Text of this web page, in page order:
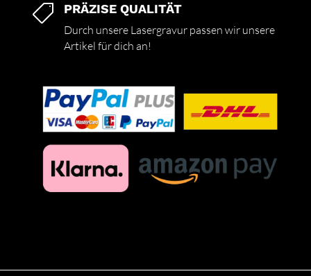
 PRÄZISE QUALITÄT
Durch unsere Lasergravur passen wir unsere
Artikel für dich an!